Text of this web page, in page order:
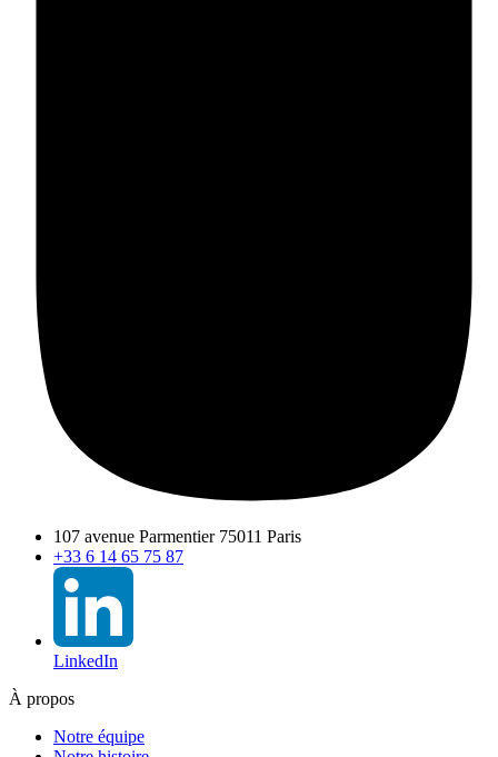
107 avenue Parmentier 75011 Paris
+33 6 14 65 75 87
LinkedIn
À propos
Notre équipe